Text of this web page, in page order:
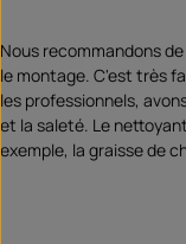
Nous recommandons
le montage. C'est très
les professionnels,
et la saleté. Le
exemple, la graisse de